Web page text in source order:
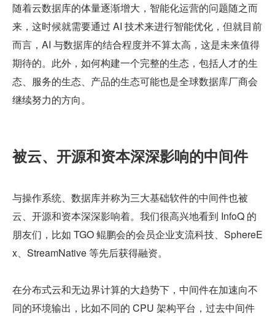
随着云数据库的体量逐渐增大，智能化运营的问题随之而
来，这时候就需要通过 AI 技术来进行智能优化，但就目前
而言，AI 与数据库的结合程度并不算太高，这是未来值得
期待的。此外，如何构建一个完整的生态，包括人才的生
态、服务的生态、产品的生态可能也是全球数据库厂商会
继续努力的方向。
被云、开源和资本深深影响的中间件
与操作系统、数据库并称为三大基础软件的中间件也被
云、开源和资本深深影响着。我们很高兴地看到 InfoQ 的
朋友们，比如 TGO 鲲鹏会的会员企业支流科技、SphereE
x、StreamNative 等先后获得融资。
在分布式云和无边界计算的大趋势下，中间件在加速向不
同的环境输出，比如不同的 CPU 架构平台，过去中间件